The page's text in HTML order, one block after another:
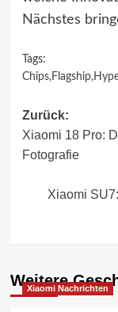
Nächstes
Tags:
Chips,Flagship,
Zurück:
Xiaomi 18 Pro:
Fotografie
Xiaomi
Weitere
Xiaomi Nachrichten